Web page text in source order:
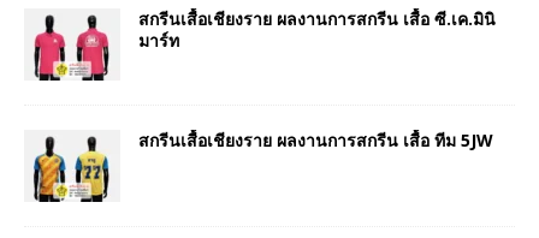
สกรีนเสื้อเชียงราย ผลงานการสกรีน เสื้อ ซี.เค.มินิ
มาร์ท
สกรีนเสื้อเชียงราย ผลงานการสกรีน เสื้อ ทีม 5JW